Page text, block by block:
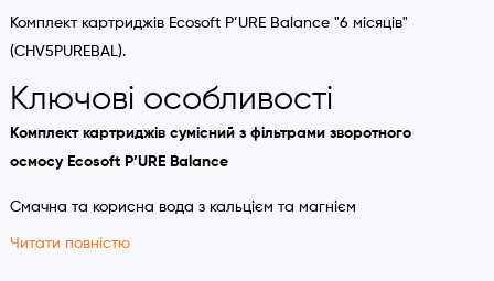
Комплект картриджів Ecosoft P’URE Balance "6 місяців"
(CHV5PUREBAL).
Ключові особливості
Комплект картриджів сумісний з фільтрами зворотного
осмосу Ecosoft P’URE Balance
Смачна та корисна вода з кальцієм та магнієм
Завдяки зеленій технології AquaGreen фільтр економічним
Читати повністю